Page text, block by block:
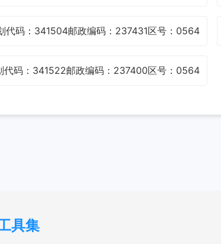
代码：341504邮政编码：237431区号：0564
代码：341522邮政编码：237400区号：0564
具集